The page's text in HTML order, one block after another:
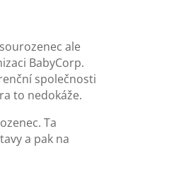
ale
BabyCorp.
společnosti
to nedokáže.
Ta
a pak na